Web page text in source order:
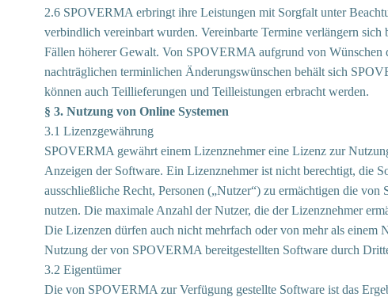
2.6 SPOVERMA erbringt ihre Leistungen mit Sorgfalt unter
verbindlich vereinbart wurden. Vereinbarte Termine verlängern
Fällen höherer Gewalt. Von SPOVERMA aufgrund von
nachträglichen terminlichen Änderungswünschen behält sich
können auch Teillieferungen und Teilleistungen erbracht werden.
§ 3. Nutzung von Online Systemen
3.1 Lizenzgewährung
SPOVERMA gewährt einem Lizenznehmer eine Lizenz zur
Anzeigen der Software. Ein Lizenznehmer ist nicht berechtigt, die
ausschließliche Recht, Personen („Nutzer“) zu ermächtigen die
nutzen. Die maximale Anzahl der Nutzer, die der Lizenznehmer
Die Lizenzen dürfen auch nicht mehrfach oder von mehr als einem
Nutzung der von SPOVERMA bereitgestellten Software durch
3.2 Eigentümer
Die von SPOVERMA zur Verfügung gestellte Software ist das